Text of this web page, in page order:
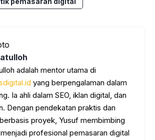
adalah mentor utama di
yang berpengalaman dalam
Ia ahli dalam SEO, iklan digital, dan
Dengan pendekatan praktis dan
proyek, Yusuf membimbing
profesional pemasaran digital